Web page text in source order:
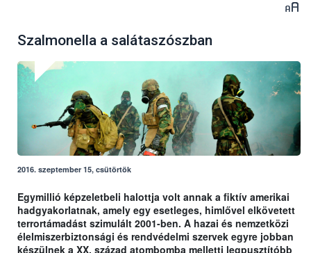
Szalmonella a salátaszószban
2016. szeptember 15, csütörtök
Egymillió képzeletbeli halottja volt annak a fiktív amerikai
hadgyakorlatnak, amely egy esetleges, himlővel elkövetett
terrortámadást szimulált 2001-ben. A hazai és nemzetközi
élelmiszerbiztonsági és rendvédelmi szervek egyre jobban
készülnek a XX. század atombomba melletti legpusztítóbb